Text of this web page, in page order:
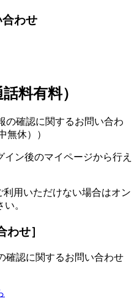
わせ
料有料）
確認に関するお問い合わ
無休））
ン後のマイページから行え
用いただけない場合はオン
。
わせ］
確認に関するお問い合わせ